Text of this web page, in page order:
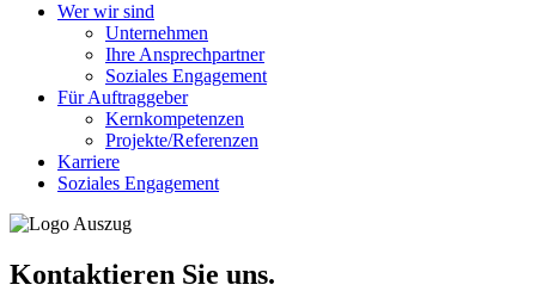
Wer wir sind
Unternehmen
Ihre Ansprechpartner
Soziales Engagement
Für Auftraggeber
Kernkompetenzen
Projekte/Referenzen
Karriere
Soziales Engagement
Kontaktieren Sie uns.